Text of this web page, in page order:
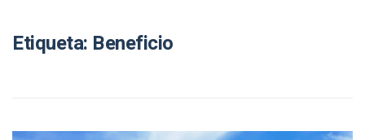
Etiqueta: Beneficio